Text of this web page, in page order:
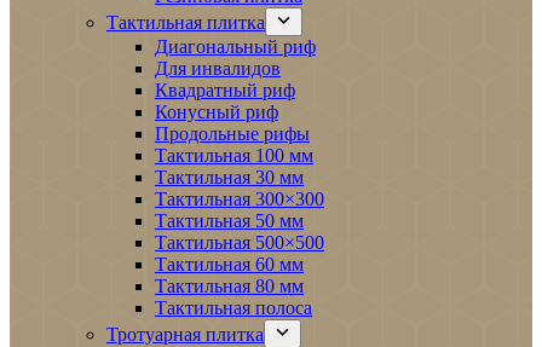
Тактильная плитка
Диагональный риф
Для инвалидов
Квадратный риф
Конусный риф
Продольные рифы
Тактильная 100 мм
Тактильная 30 мм
Тактильная 300×300
Тактильная 50 мм
Тактильная 500×500
Тактильная 60 мм
Тактильная 80 мм
Тактильная полоса
Тротуарная плитка